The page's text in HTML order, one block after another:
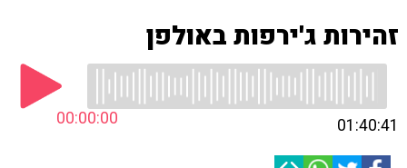
זהירות ג'ירפות באולפן
00:00:00 01:40:41